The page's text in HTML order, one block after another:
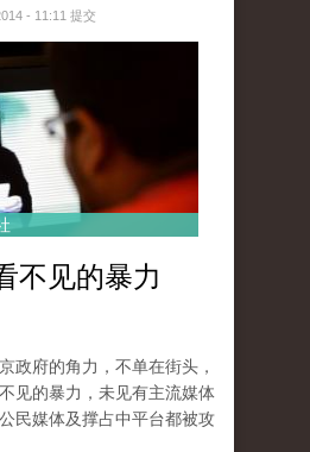
- 11:11 提交
不见的暴力
政府的角力，不单在街头，
见的暴力，未见有主流媒体
民媒体及撑占中平台都被攻